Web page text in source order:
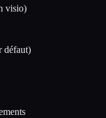
visio)
défaut)